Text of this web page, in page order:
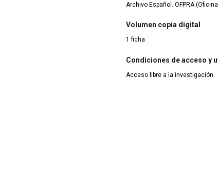
Archivo Español. OFPRA
Volumen copia digital
1 ficha
Condiciones de acceso y
Acceso libre a la investigación